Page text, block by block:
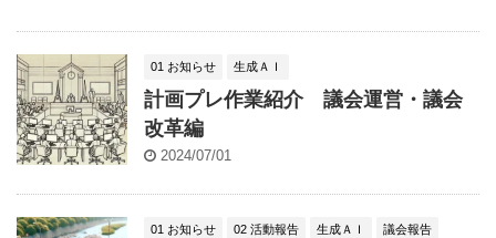
01 お知らせ 生成ＡＩ
計画プレ作業紹介 議会運営・議会
改革編
2024/07/01
01 お知らせ 02 活動報告 生成ＡＩ 議会報告